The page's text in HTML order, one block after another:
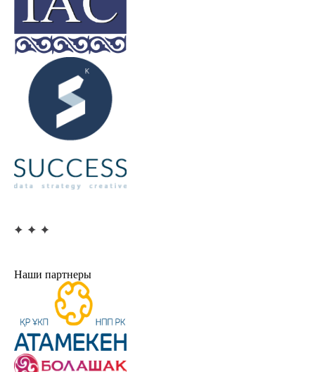
Наши партнеры